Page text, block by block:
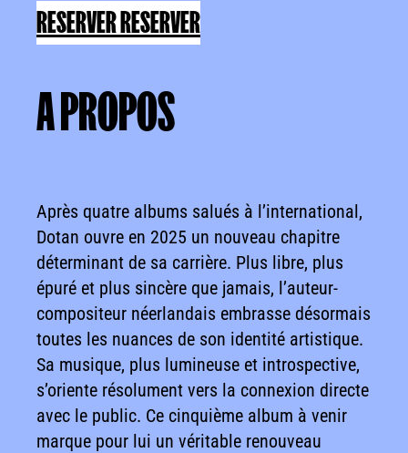
RESERVERRESERVER
A PROPOS
Après quatre albums salués à l’international,
Dotan ouvre en 2025 un nouveau chapitre
déterminant de sa carrière. Plus libre, plus
épuré et plus sincère que jamais, l’auteur-
compositeur néerlandais embrasse désormais
toutes les nuances de son identité artistique.
Sa musique, plus lumineuse et introspective,
s’oriente résolument vers la connexion directe
avec le public. Ce cinquième album à venir
marque pour lui un véritable renouveau